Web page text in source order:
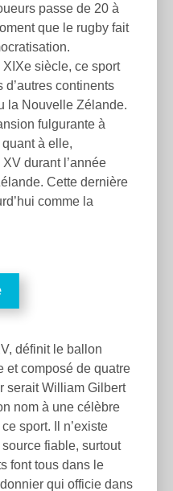
passe de 20 à
que le rugby fait
siècle, ce sport
continents
la Nouvelle Zélande.
fulgurante à
quant à elle,
durant l’année
Cette dernière
comme la
définit le ballon
et composé de quatre
serait William Gilbert
nom à une célèbre
sport. Il n’existe
fiable, surtout
font tous dans le
qui officie dans